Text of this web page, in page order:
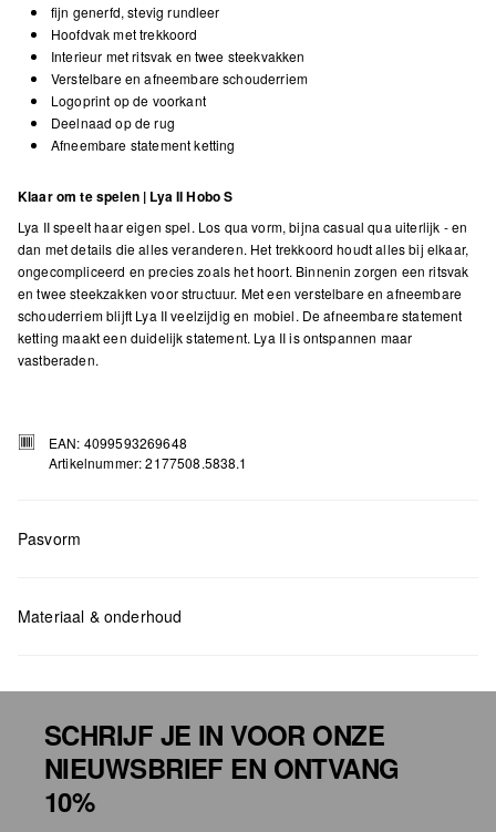
fijn generfd, stevig rundleer
Hoofdvak met trekkoord
Interieur met ritsvak en twee steekvakken
Verstelbare en afneembare schouderriem
Logoprint op de voorkant
Deelnaad op de rug
Afneembare statement ketting
Klaar om te spelen | Lya II Hobo S
Lya II speelt haar eigen spel. Los qua vorm, bijna casual qua uiterlijk - en
dan met details die alles veranderen. Het trekkoord houdt alles bij elkaar,
ongecompliceerd en precies zoals het hoort. Binnenin zorgen een ritsvak
en twee steekzakken voor structuur. Met een verstelbare en afneembare
schouderriem blijft Lya II veelzijdig en mobiel. De afneembare statement
ketting maakt een duidelijk statement. Lya II is ontspannen maar
vastberaden.
EAN: 4099593269648
Artikelnummer: 2177508.5838.1
Pasvorm
Materiaal & onderhoud
Niet geschikt voor de droger
SCHRIJF JE IN VOOR ONZE
NIEUWSBRIEF EN ONTVANG
10%